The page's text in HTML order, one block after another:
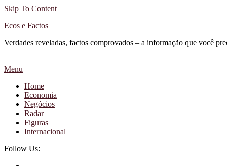
Skip To Content
Ecos e Factos
Verdades reveladas, factos comprovados – a informação que você
Menu
Home
Economia
Negócios
Radar
Figuras
Internacional
Follow Us: